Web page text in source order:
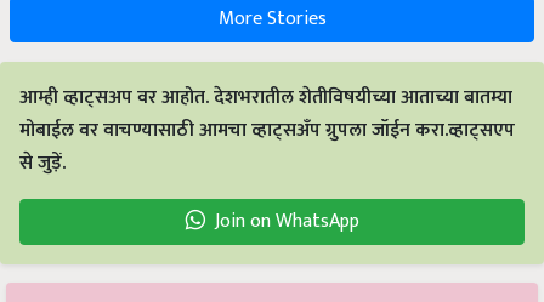
More Stories
आम्ही व्हाट्सअप वर आहोत. देशभरातील शेतीविषयीच्या आताच्या बातम्या
मोबाईल वर वाचण्यासाठी आमचा व्हाट्सअँप ग्रुपला जॉईन करा.व्हाट्सएप
से जुड़ें.
Join on WhatsApp